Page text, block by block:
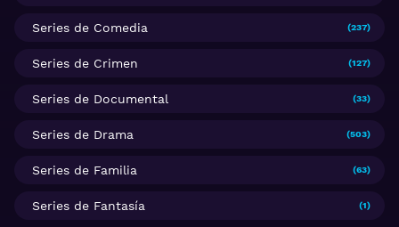
Series de Comedia (237)
Series de Crimen (127)
Series de Documental (33)
Series de Drama (503)
Series de Familia (63)
Series de Fantasía (1)